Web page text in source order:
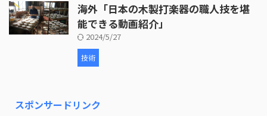
海外「日本の木製打楽器の職人技を堪
能できる動画紹介」
2024/5/27
技術
スポンサードリンク